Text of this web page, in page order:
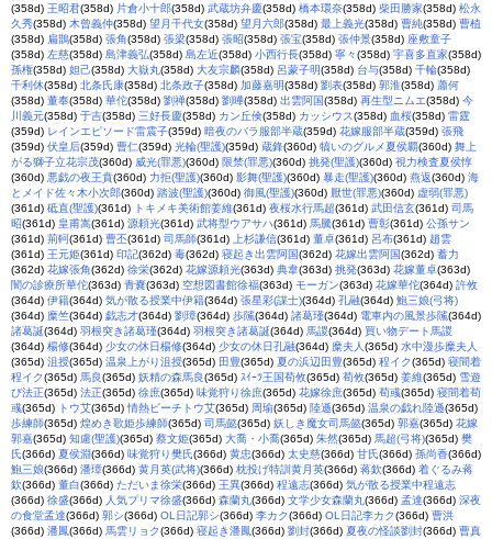
(358d) 王昭君(358d) 片倉小十郎(358d) 武蔵坊弁慶(358d) 橋本環奈(358d) 柴田勝家(358d) 松永
久秀(358d) 木曾義仲(358d) 望月千代女(358d) 望月六郎(358d) 最上義光(358d) 曹純(358d) 曹植
(358d) 扁鵲(358d) 張角(358d) 張梁(358d) 張昭(358d) 張宝(358d) 張仲景(358d) 座敷童子
(358d) 左慈(358d) 島津義弘(358d) 島左近(358d) 小西行長(358d) 寧々(358d) 宇喜多直家(358d)
孫権(358d) 妲己(358d) 大嶽丸 (358d) 大友宗麟(358d) 呂蒙子明(358d) 台与(358d) 千輪(358d)
千利休(358d) 北条氏康(358d) 北条政子(358d) 加藤嘉明(358d) 劉表(358d) 郭淮(358d) 蕭何
(358d) 董奉(358d) 華佗(358d) 劉禅(358d) 劉曄(358d) 出雲阿国(358d) 再生型ニムエ(358d) 今
川義元(358d) 于吉(358d) 三好長慶(358d) カン丘倹(358d) カッシウス(358d) 血桜(358d) 雷霆
(359d) レインエピソード雷震子(359d) 暗夜のバラ服部半蔵(359d) 花嫁服部半蔵(359d) 張飛
(359d) 伏皇后(359d) 曹仁(359d) 光輪(聖護)(359d) 蔵鋒(360d) 犒いのグルメ夏侯覇(360d) 舞上
がる獅子立花宗茂(360d) 威光(罪悪)(360d) 限禁(罪悪)(360d) 挑発(聖護)(360d) 視力検査夏侯惇
(360d) 悪戯の夜王賁(360d) 力拒(聖護)(360d) 影舞(聖護)(360d) 暴走(聖護)(360d) 燕返(360d) 海
とメイド佐々木小次郎(360d) 踏波(聖護)(360d) 御風(聖護)(360d) 厭世(罪悪)(360d) 虚弱(罪悪)
(361d) 砥直(聖護)(361d) トキメキ美術館姜維(361d) 夜桜水行馬超(361d) 武田信玄(361d) 司馬
昭(361d) 皇甫嵩(361d) 源頼光(361d) 武将型ウアサハ(361d) 馬騰(361d) 曹彰(361d) 公孫サン
(361d) 荊軻(361d) 曹丕(361d) 司馬師(361d) 上杉謙信(361d) 董卓(361d) 呂布(361d) 趙雲
(361d) 王元姫(361d) 印記(362d) 毒(362d) 寝起き出雲阿国(362d) 花嫁出雲阿国(362d) 蓄力
(362d) 花嫁張角(362d) 徐栄(362d) 花嫁源頼光(363d) 典韋(363d) 挑発(363d) 花嫁董卓(363d)
闇の診療所華佗(363d) 青嚢(363d) 空想図書館徐福(363d) モーガン(363d) 花嫁華佗(364d) 許攸
(364d) 伊籍(364d) 気が散る授業中伊籍(364d) 張星彩(謀士)(364d) 孔融(364d) 鮑三娘(弓将)
(364d) 糜竺(364d) 戯志才(364d) 劉璋(364d) 歩隲(364d) 諸葛瑾(364d) 電車内の風景歩隲(364d)
諸葛誕(364d) 羽根突き諸葛瑾(364d) 羽根突き諸葛誕(364d) 馬謖(364d) 買い物デート馬謖
(364d) 楊修(364d) 少女の休日楊修(364d) 少女の休日孔融(364d) 糜夫人 (365d) 水中漫歩糜夫人
(365d) 沮授(365d) 温泉上がり沮授(365d) 田豊(365d) 夏の浜辺田豊(365d) 程イク(365d) 寝間着
程イク(365d) 馬良(365d) 妖精の森馬良(365d) ｽｲｰﾂ王国荀攸(365d) 荀攸(365d) 姜維(365d) 雪遊
び法正(365d) 法正(365d) 徐庶(365d) 味覚狩り徐庶(365d) 花嫁徐庶(365d) 荀彧(365d) 寝間着荀
彧(365d) トウ艾(365d) 情熱ビーチトウ艾(365d) 周瑜(365d) 陸遜(365d) 温泉の戯れ陸遜(365d)
歩練師(365d) 煌めき歌姫歩練師(365d) 司馬懿(365d) 妖しき魔女司馬懿(365d) 郭嘉(365d) 花嫁
郭嘉(365d) 知慮(聖護)(365d) 蔡文姫(365d) 大喬・小喬(365d) 朱然(365d) 馬超(弓将)(365d) 樊
氏(366d) 夏侯淵(366d) 味覚狩り樊氏(366d) 黄忠(366d) 太史慈(366d) 甘氏(366d) 孫尚香(366d)
鮑三娘(366d) 潘璋(366d) 黄月英(武将)(366d) 枕投げ特訓黄月英(366d) 蒋欽(366d) 着ぐるみ蒋
欽(366d) 董白(366d) ただいま徐栄(366d) 王異(366d) 程遠志(366d) 気が散る授業中程遠志
(366d) 徐盛(366d) 人気プリマ徐盛(366d) 森蘭丸 (366d) 文学少女森蘭丸 (366d) 孟達(366d) 深夜
の食堂孟達(366d) 郭シ(366d) OL日記郭シ(366d) 李カク(366d) OL日記李カク(366d) 曹洪
(366d) 潘鳳(366d) 馬雲リョク(366d) 寝起き潘鳳(366d) 劉封(366d) 夏夜の怪談劉封(366d) 曹真